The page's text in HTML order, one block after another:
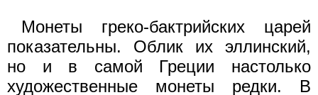
Монеты греко-бактрийских царей
показательны. Облик их эллинский,
но и в самой Греции настолько
художественные монеты редки. В